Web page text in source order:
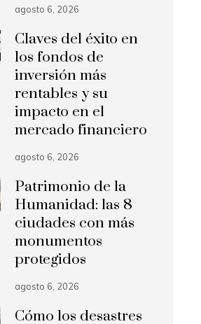
agosto 6, 2026
Claves del éxito en
los fondos de
inversión más
rentables y su
impacto en el
mercado financiero
agosto 6, 2026
Patrimonio de la
Humanidad: las 8
ciudades con más
monumentos
protegidos
agosto 6, 2026
Cómo los desastres